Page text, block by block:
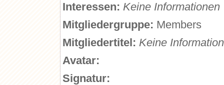
Interessen: Keine Informationen
Mitgliedergruppe: Members
Mitgliedertitel: Keine
Avatar:
Signatur: